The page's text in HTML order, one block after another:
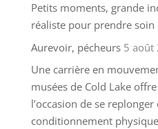
Petits moments, grande
réaliste pour prendre soin
Aurevoir, pécheurs 5 août
Une carrière en
musées de Cold Lake
l’occasion de se
conditionnement